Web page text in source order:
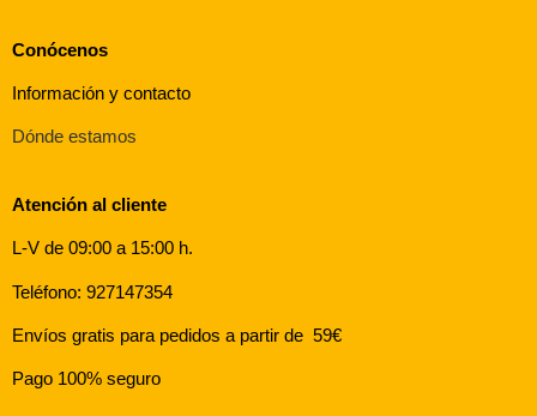
Conócenos
Información y contacto
Dónde estamos
Atención al cliente
L-V de 09:00 a 15:00 h.
Teléfono: 927147354
Envíos gratis para pedidos a partir de 59€
Pago 100% seguro